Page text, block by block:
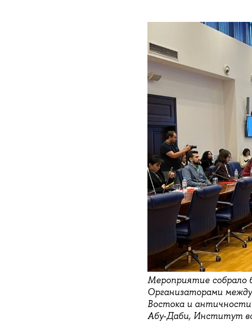
Мероприятие собрало
Организаторами
Востока и
Абу-Даби, Институт